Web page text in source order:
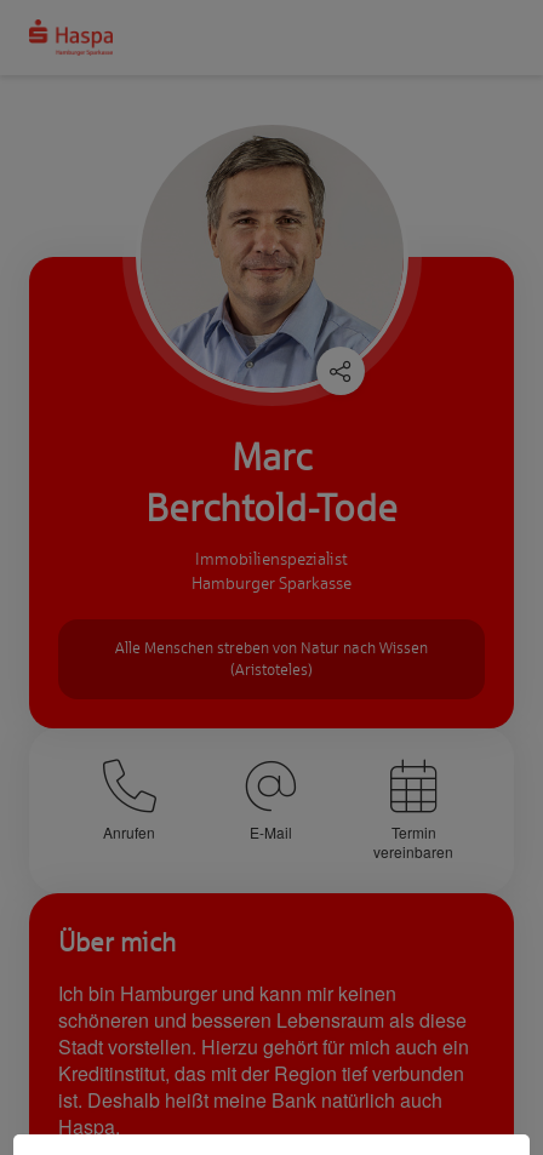
Marc
Berchtold-Tode
Immobilienspezialist
Hamburger Sparkasse
Alle Menschen streben von Natur nach Wissen
(Aristoteles)
Anrufen E-Mail
Termin
vereinbaren
Über mich
Ich bin Hamburger und kann mir keinen
schöneren und besseren Lebensraum als diese
Stadt vorstellen. Hierzu gehört für mich auch ein
Kreditinstitut, das mit der Region tief verbunden
ist. Deshalb heißt meine Bank natürlich auch
Haspa.